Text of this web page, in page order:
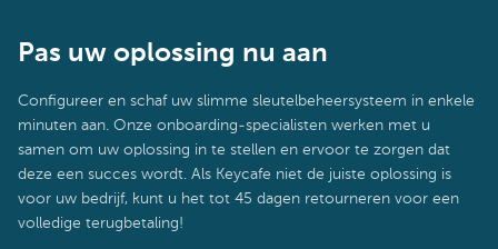
Pas uw oplossing nu aan
Configureer en schaf uw slimme sleutelbeheersysteem in enkele
minuten aan. Onze onboarding-specialisten werken met u
samen om uw oplossing in te stellen en ervoor te zorgen dat
deze een succes wordt. Als Keycafe niet de juiste oplossing is
voor uw bedrijf, kunt u het tot 45 dagen retourneren voor een
volledige terugbetaling!